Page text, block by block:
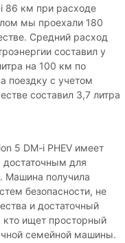
86 км при расходе
мы проехали 180
Средний расход
составил у
на 100 км по
поездку с учетом
составил 3,7 литра
5 DM-i PHEV имеет
для
Машина получила
безопасности, не
и достаточный
кто ищет просторный
семейной машины.